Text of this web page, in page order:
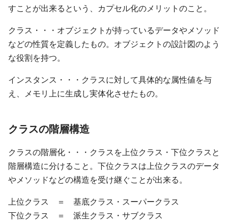
すことが出来るという、カプセル化のメリットのこと。
クラス・・・オブジェクトが持っているデータやメソッド
などの性質を定義したもの。オブジェクトの設計図のよう
な役割を持つ。
インスタンス・・・クラスに対して具体的な属性値を与
え、メモリ上に生成し実体化させたもの。
クラスの階層構造
クラスの階層化・・・クラスを上位クラス・下位クラスと
階層構造に分けること。下位クラスは上位クラスのデータ
やメソッドなどの構造を受け継ぐことが出来る。
上位クラス ＝ 基底クラス・スーパークラス
下位クラス ＝ 派生クラス・サブクラス